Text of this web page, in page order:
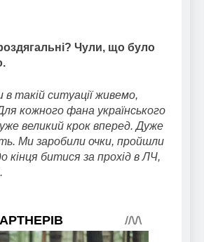
Чули, що було
в такій ситуації живемо,
кожного фана українського
великий крок вперед. Дуже
Ми заробили очки, пройшли
кінця битися за прохід в ЛЧ,